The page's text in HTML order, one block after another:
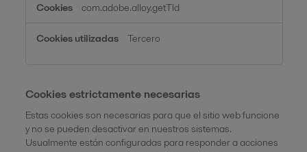
com.adobe.alloy.getTld
Tercero
Cookies estrictamente necesarias
Estas cookies son necesarias para que el sitio web funcione
y no se pueden desactivar en nuestros sistemas.
Usualmente están configuradas para responder a acciones